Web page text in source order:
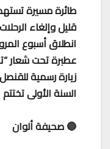
طائرة مسيرة
قليل وإلغاء
انطلاق أسبوع
عطبرة تحت شعار
زيارة رسمية
السنة الأولى
🔵 صحيفة ألوان